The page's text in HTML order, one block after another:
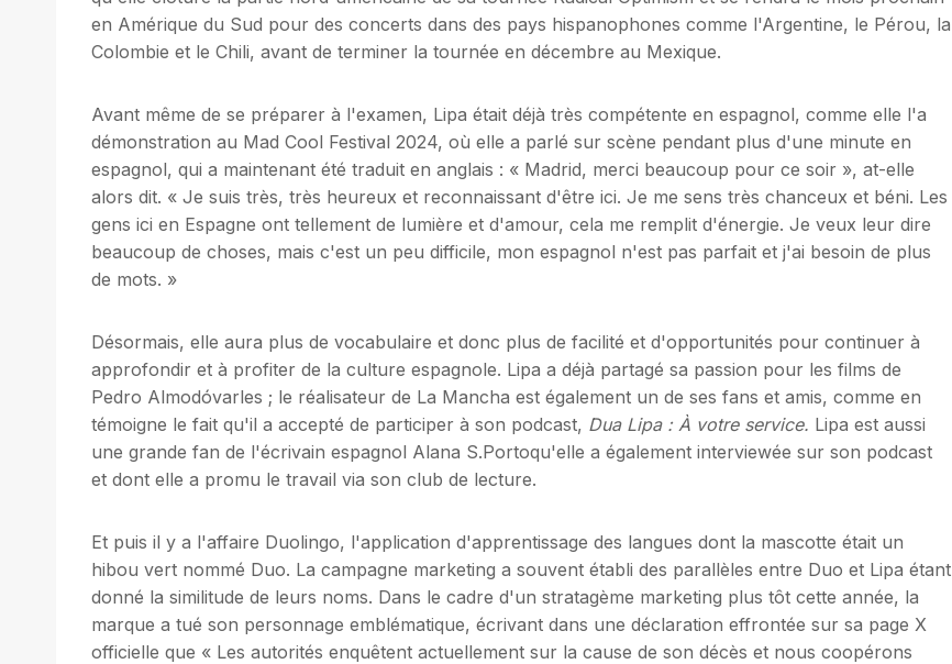
en Amérique du Sud pour des concerts dans des pays hispanophones comme l'Argentine, le Pérou, la
Colombie et le Chili, avant de terminer la tournée en décembre au Mexique.
Avant même de se préparer à l'examen, Lipa était déjà très compétente en espagnol, comme elle l'a
démonstration au Mad Cool Festival 2024, où elle a parlé sur scène pendant plus d'une minute en
espagnol, qui a maintenant été traduit en anglais : « Madrid, merci beaucoup pour ce soir », at-elle
alors dit. « Je suis très, très heureux et reconnaissant d'être ici. Je me sens très chanceux et béni. Les
gens ici en Espagne ont tellement de lumière et d'amour, cela me remplit d'énergie. Je veux leur dire
beaucoup de choses, mais c'est un peu difficile, mon espagnol n'est pas parfait et j'ai besoin de plus
de mots. »
Désormais, elle aura plus de vocabulaire et donc plus de facilité et d'opportunités pour continuer à
approfondir et à profiter de la culture espagnole. Lipa a déjà partagé sa passion pour les films de
Pedro Almodóvarles ; le réalisateur de La Mancha est également un de ses fans et amis, comme en
témoigne le fait qu'il a accepté de participer à son podcast, Dua Lipa : À votre service. Lipa est aussi
une grande fan de l'écrivain espagnol Alana S.Portoqu'elle a également interviewée sur son podcast
et dont elle a promu le travail via son club de lecture.
Et puis il y a l'affaire Duolingo, l'application d'apprentissage des langues dont la mascotte était un
hibou vert nommé Duo. La campagne marketing a souvent établi des parallèles entre Duo et Lipa étant
donné la similitude de leurs noms. Dans le cadre d'un stratagème marketing plus tôt cette année, la
marque a tué son personnage emblématique, écrivant dans une déclaration effrontée sur sa page X
officielle que « Les autorités enquêtent actuellement sur la cause de son décès et nous coopérons